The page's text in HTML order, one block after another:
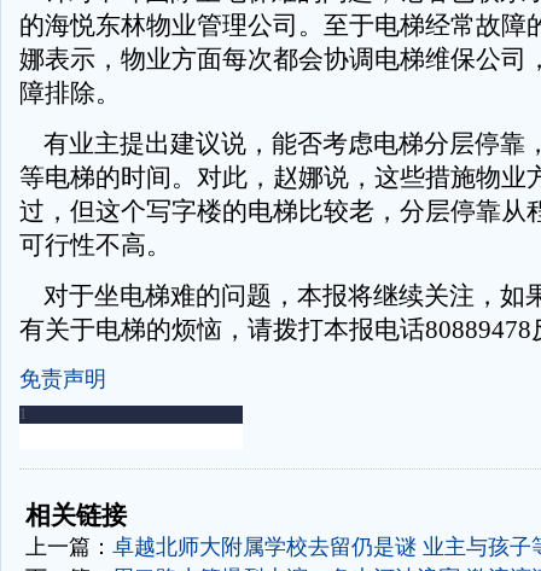
的海悦东林物业管理公司。至于电梯经常故障
娜表示，物业方面每次都会协调电梯维保公司
障排除。
有业主提出建议说，能否考虑电梯分层停靠
等电梯的时间。对此，赵娜说，这些措施物业
过，但这个写字楼的电梯比较老，分层停靠从
可行性不高。
对于坐电梯难的问题，本报将继续关注，如
有关于电梯的烦恼，请拨打本报电话80889478
免责声明
-
相关链接
上一篇： 卓越北师大附属学校去留仍是谜 业主与孩子